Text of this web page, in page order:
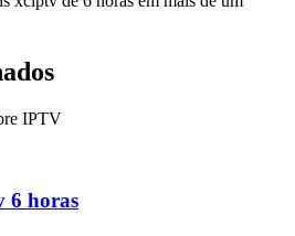
IPTV
6 horas